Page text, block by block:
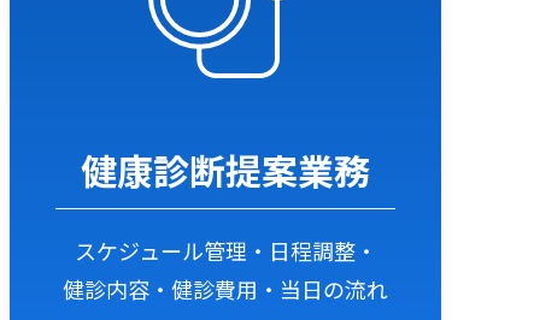
健康診断提案業務
スケジュール管理・日程調整・
健診内容・健診費用・当日の流れ